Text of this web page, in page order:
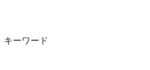
キーワード